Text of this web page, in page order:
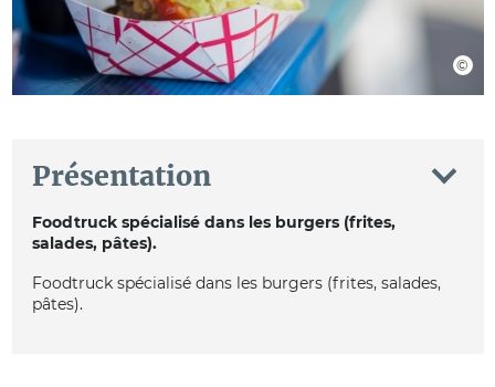
Présentation
Foodtruck spécialisé dans les burgers (frites,
salades, pâtes).
Foodtruck spécialisé dans les burgers (frites, salades,
pâtes).